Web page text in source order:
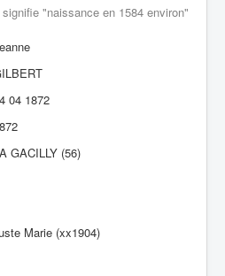
"naissance en 1584 environ"
04 1872
GACILLY (56)
Marie (xx1904)